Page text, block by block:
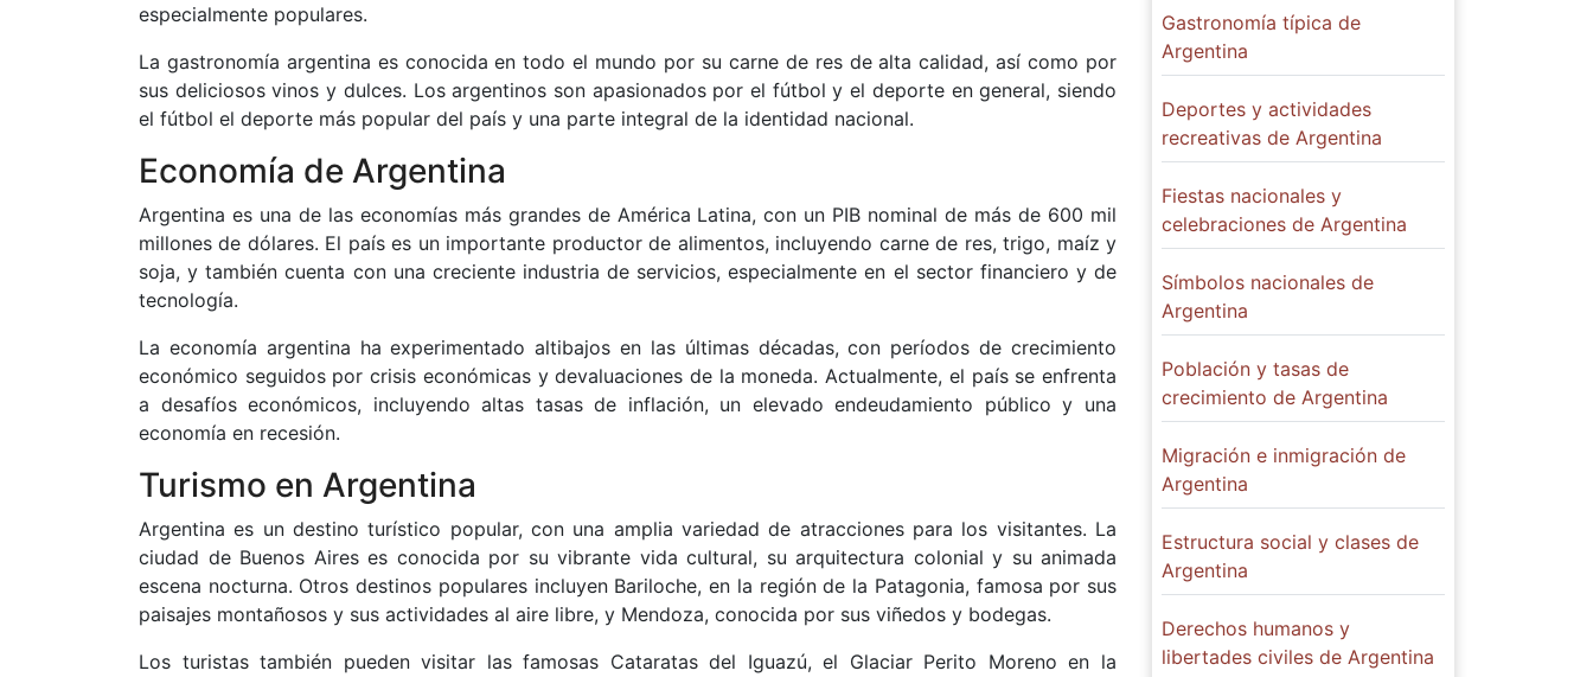
especialmente populares.
La gastronomía argentina es conocida en todo el mundo por su carne de res de alta calidad, así como por
sus deliciosos vinos y dulces. Los argentinos son apasionados por el fútbol y el deporte en general, siendo
el fútbol el deporte más popular del país y una parte integral de la identidad nacional.
Economía de Argentina
Argentina es una de las economías más grandes de América Latina, con un PIB nominal de más de 600 mil
millones de dólares. El país es un importante productor de alimentos, incluyendo carne de res, trigo, maíz y
soja, y también cuenta con una creciente industria de servicios, especialmente en el sector financiero y de
tecnología.
La economía argentina ha experimentado altibajos en las últimas décadas, con períodos de crecimiento
económico seguidos por crisis económicas y devaluaciones de la moneda. Actualmente, el país se enfrenta
a desafíos económicos, incluyendo altas tasas de inflación, un elevado endeudamiento público y una
economía en recesión.
Turismo en Argentina
Argentina es un destino turístico popular, con una amplia variedad de atracciones para los visitantes. La
ciudad de Buenos Aires es conocida por su vibrante vida cultural, su arquitectura colonial y su animada
escena nocturna. Otros destinos populares incluyen Bariloche, en la región de la Patagonia, famosa por sus
paisajes montañosos y sus actividades al aire libre, y Mendoza, conocida por sus viñedos y bodegas.
Los turistas también pueden visitar las famosas Cataratas del Iguazú, el Glaciar Perito Moreno en la
Gastronomía típica de
Argentina
Deportes y actividades
recreativas de Argentina
Fiestas nacionales y
celebraciones de Argentina
Símbolos nacionales de
Argentina
Población y tasas de
crecimiento de Argentina
Migración e inmigración de
Argentina
Estructura social y clases de
Argentina
Derechos humanos y
libertades civiles de Argentina